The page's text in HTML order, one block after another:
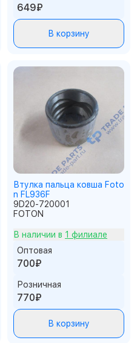
649₽
В корзину
Втулка пальца ковша Foto
n FL936F
9D20-720001
FOTON
В наличии в 1 филиале
Оптовая
700₽
Розничная
770₽
В корзину